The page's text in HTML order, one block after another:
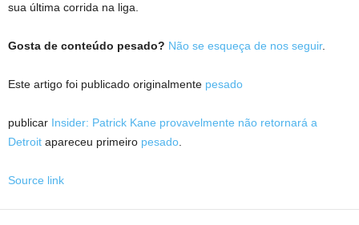
sua última corrida na liga.
Gosta de conteúdo pesado? Não se esqueça de nos seguir.
Este artigo foi publicado originalmente pesado
publicar Insider: Patrick Kane provavelmente não retornará a
Detroit apareceu primeiro pesado
Source link